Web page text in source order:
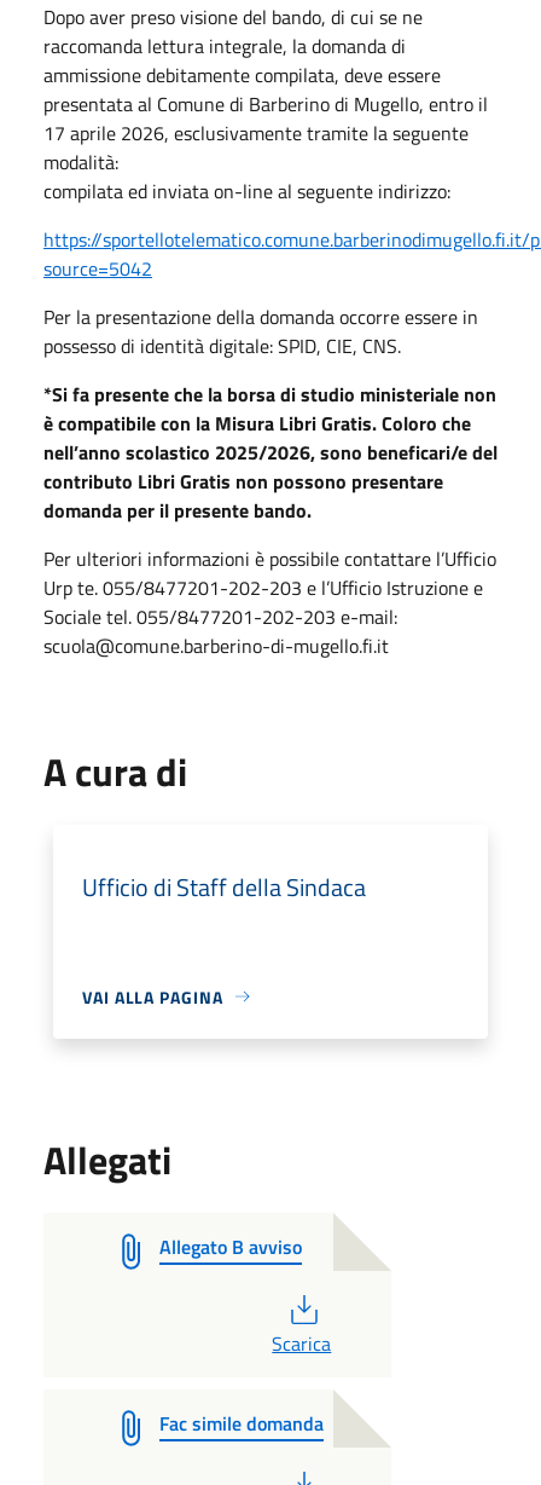
Dopo aver preso visione del bando, di cui se ne
raccomanda lettura integrale, la domanda di
ammissione debitamente compilata, deve essere
presentata al Comune di Barberino di Mugello, entro il
17 aprile 2026, esclusivamente tramite la seguente
modalità:
compilata ed inviata on-line al seguente indirizzo:
https://sportellotelematico.comune.barberinodimugello.fi.it/
source=5042
Per la presentazione della domanda occorre essere in
possesso di identità digitale: SPID, CIE, CNS.
*Si fa presente che la borsa di studio ministeriale non
è compatibile con la Misura Libri Gratis. Coloro che
nell’anno scolastico 2025/2026, sono beneficari/e del
contributo Libri Gratis non possono presentare
domanda per il presente bando.
Per ulteriori informazioni è possibile contattare l’Ufficio
Urp te. 055/8477201-202-203 e l’Ufficio Istruzione e
Sociale tel. 055/8477201-202-203 e-mail:
scuola@comune.barberino-di-mugello.fi.it
A cura di
Ufficio di Staff della Sindaca
VAI ALLA PAGINA
Allegati
Allegato B avviso
Scarica
Fac simile domanda